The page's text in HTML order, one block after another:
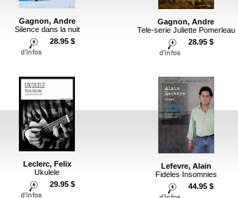
Gagnon, Andre
Silence dans la nuit
28.95 $
Gagnon, Andre
Tele-serie Juliette Pomerleau
28.95 $
Leclerc, Felix
Ukulele
29.95 $
Lefevre, Alain
Fideles Insomnies
44.95 $